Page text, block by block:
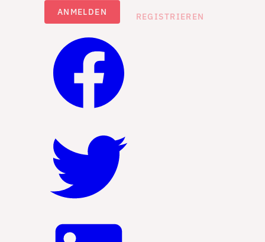
ANMELDEN REGISTRIEREN